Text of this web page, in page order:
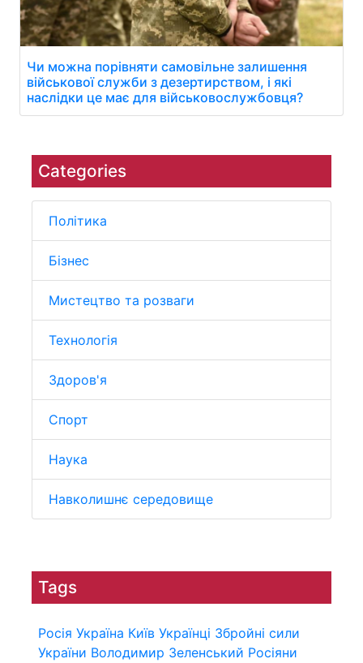
Categories
Політика
Бізнес
Мистецтво та розваги
Технологія
Здоров'я
Спорт
Наука
Навколишнє середовище
Tags
Росія Україна Київ Українці Збройні сили
України Володимир Зеленський Росіяни
Чи можна порівняти самовільне залишення
військової служби з дезертирством, і які
наслідки це має для військовослужбовця?